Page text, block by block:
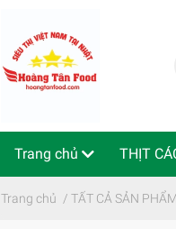
Trang chủ THỊT
特定商取引法 Indo -
Trang chủ / TẤT CẢ SẢN PHẨM